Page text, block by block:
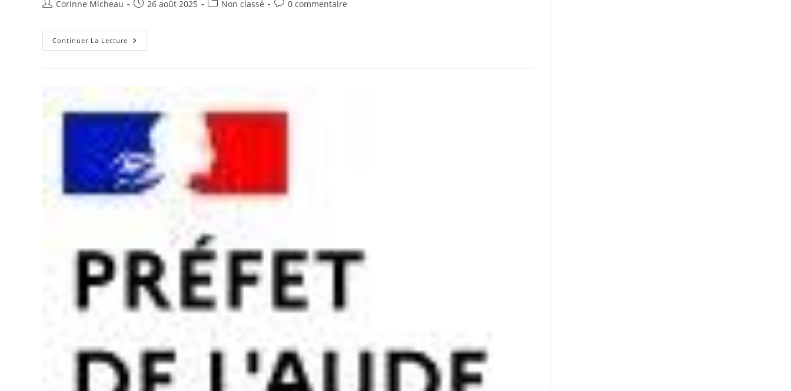
Auteur/autrice
la
publication :
Corinne Micheau
Publication
26 août 2025
PostNon classé
Commentaires
0 commentaire
Continuer La Lecture Journée
Découverte